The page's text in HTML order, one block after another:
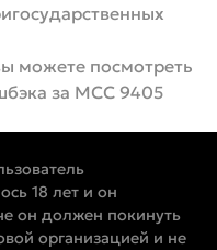
можете посмотреть
за MCC 9405
18 лет и он
он должен покинуть
организацией и не